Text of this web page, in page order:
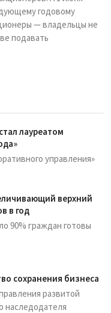
годовому
— владельцы не
подавать
лауреатом
управления»
верхний
в год
90% граждан готовы
сохранения бизнеса
развитой
наследодателя